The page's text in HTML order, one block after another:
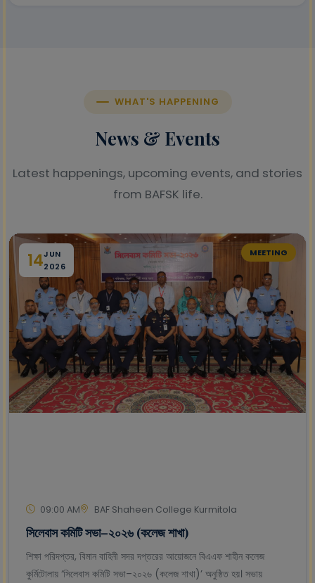
WHAT'S HAPPENING
News & Events
Latest happenings, upcoming events, and stories
from BAFSK life.
14JUN
2026
MEETING
09:00 AM BAF Shaheen College Kurmitola
সিলেবাস কমিটি সভা–২০২৬ (কলেজ শাখা)
শিক্ষা পরিদপ্তর, বিমান বাহিনী সদর দপ্তরের আয়োজনে বিএএফ শাহীন কলেজ
কুর্মিটোলায় ‘সিলেবাস কমিটি সভা–২০২৬ (কলেজ শাখা)’ অনুষ্ঠিত হয়। সভায়